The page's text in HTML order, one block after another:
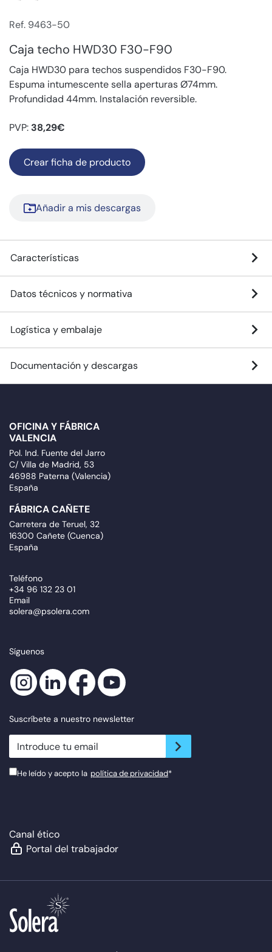
Ref. 9463-50
Caja techo HWD30 F30-F90
Caja HWD30 para techos suspendidos F30-F90.
Espuma intumescente sella aperturas Ø74mm.
Profundidad 44mm. Instalación reversible.
PVP: 38,29€
Crear ficha de producto
Añadir a mis descargas
Características
Datos técnicos y normativa
Logística y embalaje
Documentación y descargas
OFICINA Y FÁBRICA
VALENCIA
Pol. Ind. Fuente del Jarro
C/ Villa de Madrid, 53
46988 Paterna (Valencia)
España
FÁBRICA CAÑETE
Carretera de Teruel, 32
16300 Cañete (Cuenca)
España
Teléfono
+34 96 132 23 01
Email
solera@psolera.com
Síguenos
Suscríbete a nuestro newsletter
newsletter.suscribe
He leído y acepto la política de privacidad*
Canal ético
Portal del trabajador